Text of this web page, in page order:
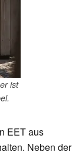
ist
EET aus
Neben der